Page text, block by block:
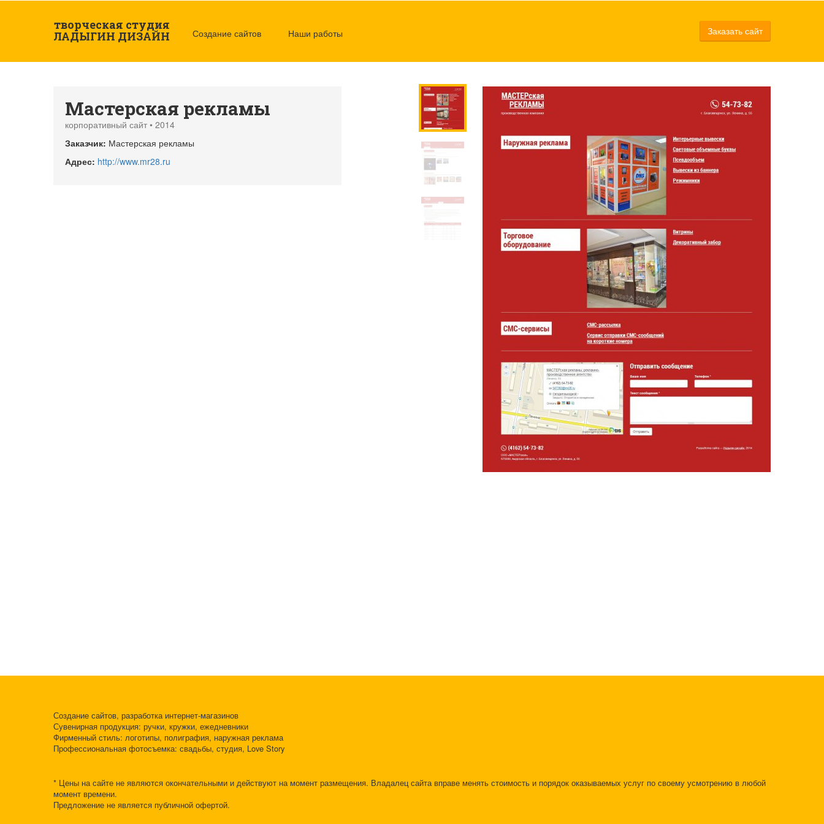
творческая студия
ЛАДЫГИН ДИЗАЙН Создание сайтов Наши работы Заказать сайт
Мастерская рекламы
корпоративный сайт • 2014
Заказчик: Мастерская рекламы
Адрес: http://www.mr28.ru
Создание сайтов, разработка интернет-магазинов
Сувенирная продукция: ручки, кружки, ежедневники
Фирменный стиль: логотипы, полиграфия, наружная реклама
Профессиональная фотосъемка: свадьбы, студия, Love Story
* Цены на сайте не являются окончательными и действуют на момент размещения. Владалец сайта вправе менять стоимость и порядок оказываемых услуг по своему усмотрению в любой
момент времени.
Предложение не является публичной офертой.